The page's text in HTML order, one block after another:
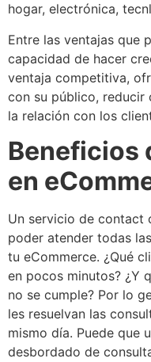
hogar, electrónica,
Entre las ventajas que
capacidad de hacer
ventaja competitiva,
con su público, reducir
la relación con los
Beneficios
en
Un servicio de contact
poder atender todas
tu eCommerce. ¿Qué
en pocos minutos? ¿Y
no se cumple? Por lo
les resuelvan las
mismo día. Puede que
desbordado de